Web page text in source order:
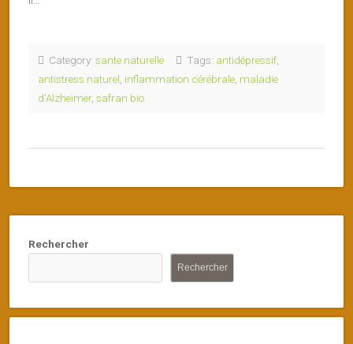
Category: sante naturelle Tags: antidépressif
antistress naturel inflammation cérébrale maladie
d'Alzheimer, safran bio
Rechercher
Rechercher